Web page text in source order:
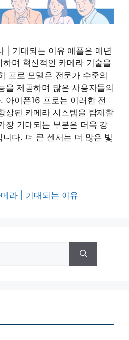
| 기대되는 이유 애플은 매년
하며 혁신적인 카메라 기술을
프로 모델은 전문가 수준의
을 제공하며 많은 사용자들의
아이폰16 프로는 이러한 전
상된 카메라 시스템을 탑재할
장 기대되는 부분은 더욱 강
니다. 더 큰 센서는 더 많은 빛
라 | 기대되는 이유